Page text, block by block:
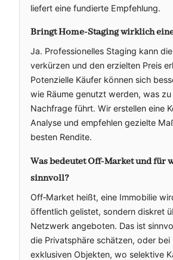
liefert eine fundierte Empfehlung.
Bringt Home‑Staging wirklich
Ja. Professionelles Staging kann
verkürzen und den erzielten Preis
Potenzielle Käufer können sich
wie Räume genutzt werden, was
Nachfrage führt. Wir erstellen eine
Analyse und empfehlen gezielte
besten Rendite.
Was bedeutet Off‑Market und für
sinnvoll?
Off‑Market heißt, eine Immobilie
öffentlich gelistet, sondern diskret
Netzwerk angeboten. Das ist
die Privatsphäre schätzen, oder bei
exklusiven Objekten, wo selektive